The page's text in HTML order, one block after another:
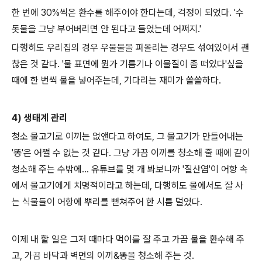
한 번에 30%씩은 환수를 해주어야 한다는데, 걱정이 되었다. '수
돗물을 그냥 부어버리면 안 된다고 들었는데 어쩌지.'
다행히도 우리집의 경우 우물물을 퍼올리는 경우도 섞여있어서 괜
찮은 것 같다. '물 표면에 뭔가 기름기나 이물질이 좀 떠있다'싶을
때에 한 번씩 물을 넣어주는데, 기다리는 재미가 쏠쏠하다.
4) 생태계 관리
청소 물고기로 이끼는 없앤다고 하여도, 그 물고기가 만들어내는
'똥'은 어쩔 수 없는 것 같다. 그냥 가끔 이끼를 청소해 줄 때에 같이
청소해 주는 수밖에... 유튜브를 몇 개 봐보니까 '질산염'이 어항 속
에서 물고기에게 치명적이라고 하는데, 다행히도 물에서도 잘 사
는 식물들이 어항에 뿌리를 뻗쳐주어 한 시름 덜었다.
이제 내 할 일은 그저 때마다 먹이를 잘 주고 가끔 물을 환수해 주
고, 가끔 바닥과 벽면의 이끼&똥을 청소해 주는 것.